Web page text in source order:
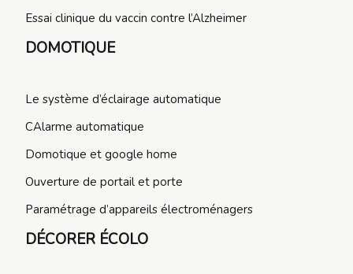
Essai clinique du vaccin contre l’Alzheimer
DOMOTIQUE
Le système d’éclairage automatique
CAlarme automatique
Domotique et google home
Ouverture de portail et porte
Paramétrage d’appareils électroménagers
DÉCORER ÉCOLO